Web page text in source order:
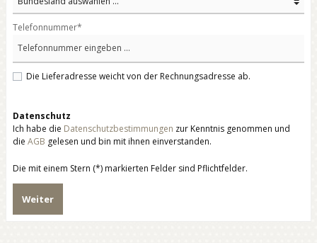
Telefonnummer*
Die Lieferadresse weicht von der Rechnungsadresse ab.
Datenschutz
Ich habe die Datenschutzbestimmungen zur Kenntnis genommen und
die AGB gelesen und bin mit ihnen einverstanden.
Die mit einem Stern (*) markierten Felder sind Pflichtfelder.
Weiter